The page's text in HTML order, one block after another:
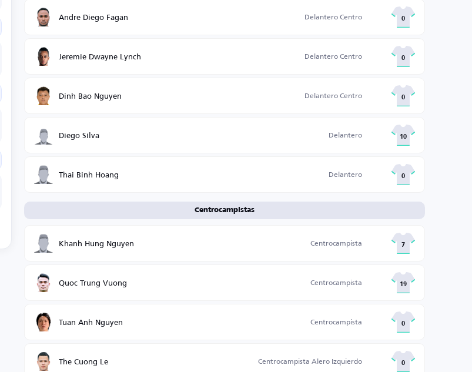
Andre Diego Fagan Delantero Centro 0
Jeremie Dwayne Lynch Delantero Centro 0
Dinh Bao Nguyen Delantero Centro 0
Diego Silva Delantero 10
Thai Binh Hoang Delantero 0
Centrocampistas
Khanh Hung Nguyen Centrocampista 7
Quoc Trung Vuong Centrocampista 19
Tuan Anh Nguyen Centrocampista 0
The Cuong Le Centrocampista Alero Izquierdo 0